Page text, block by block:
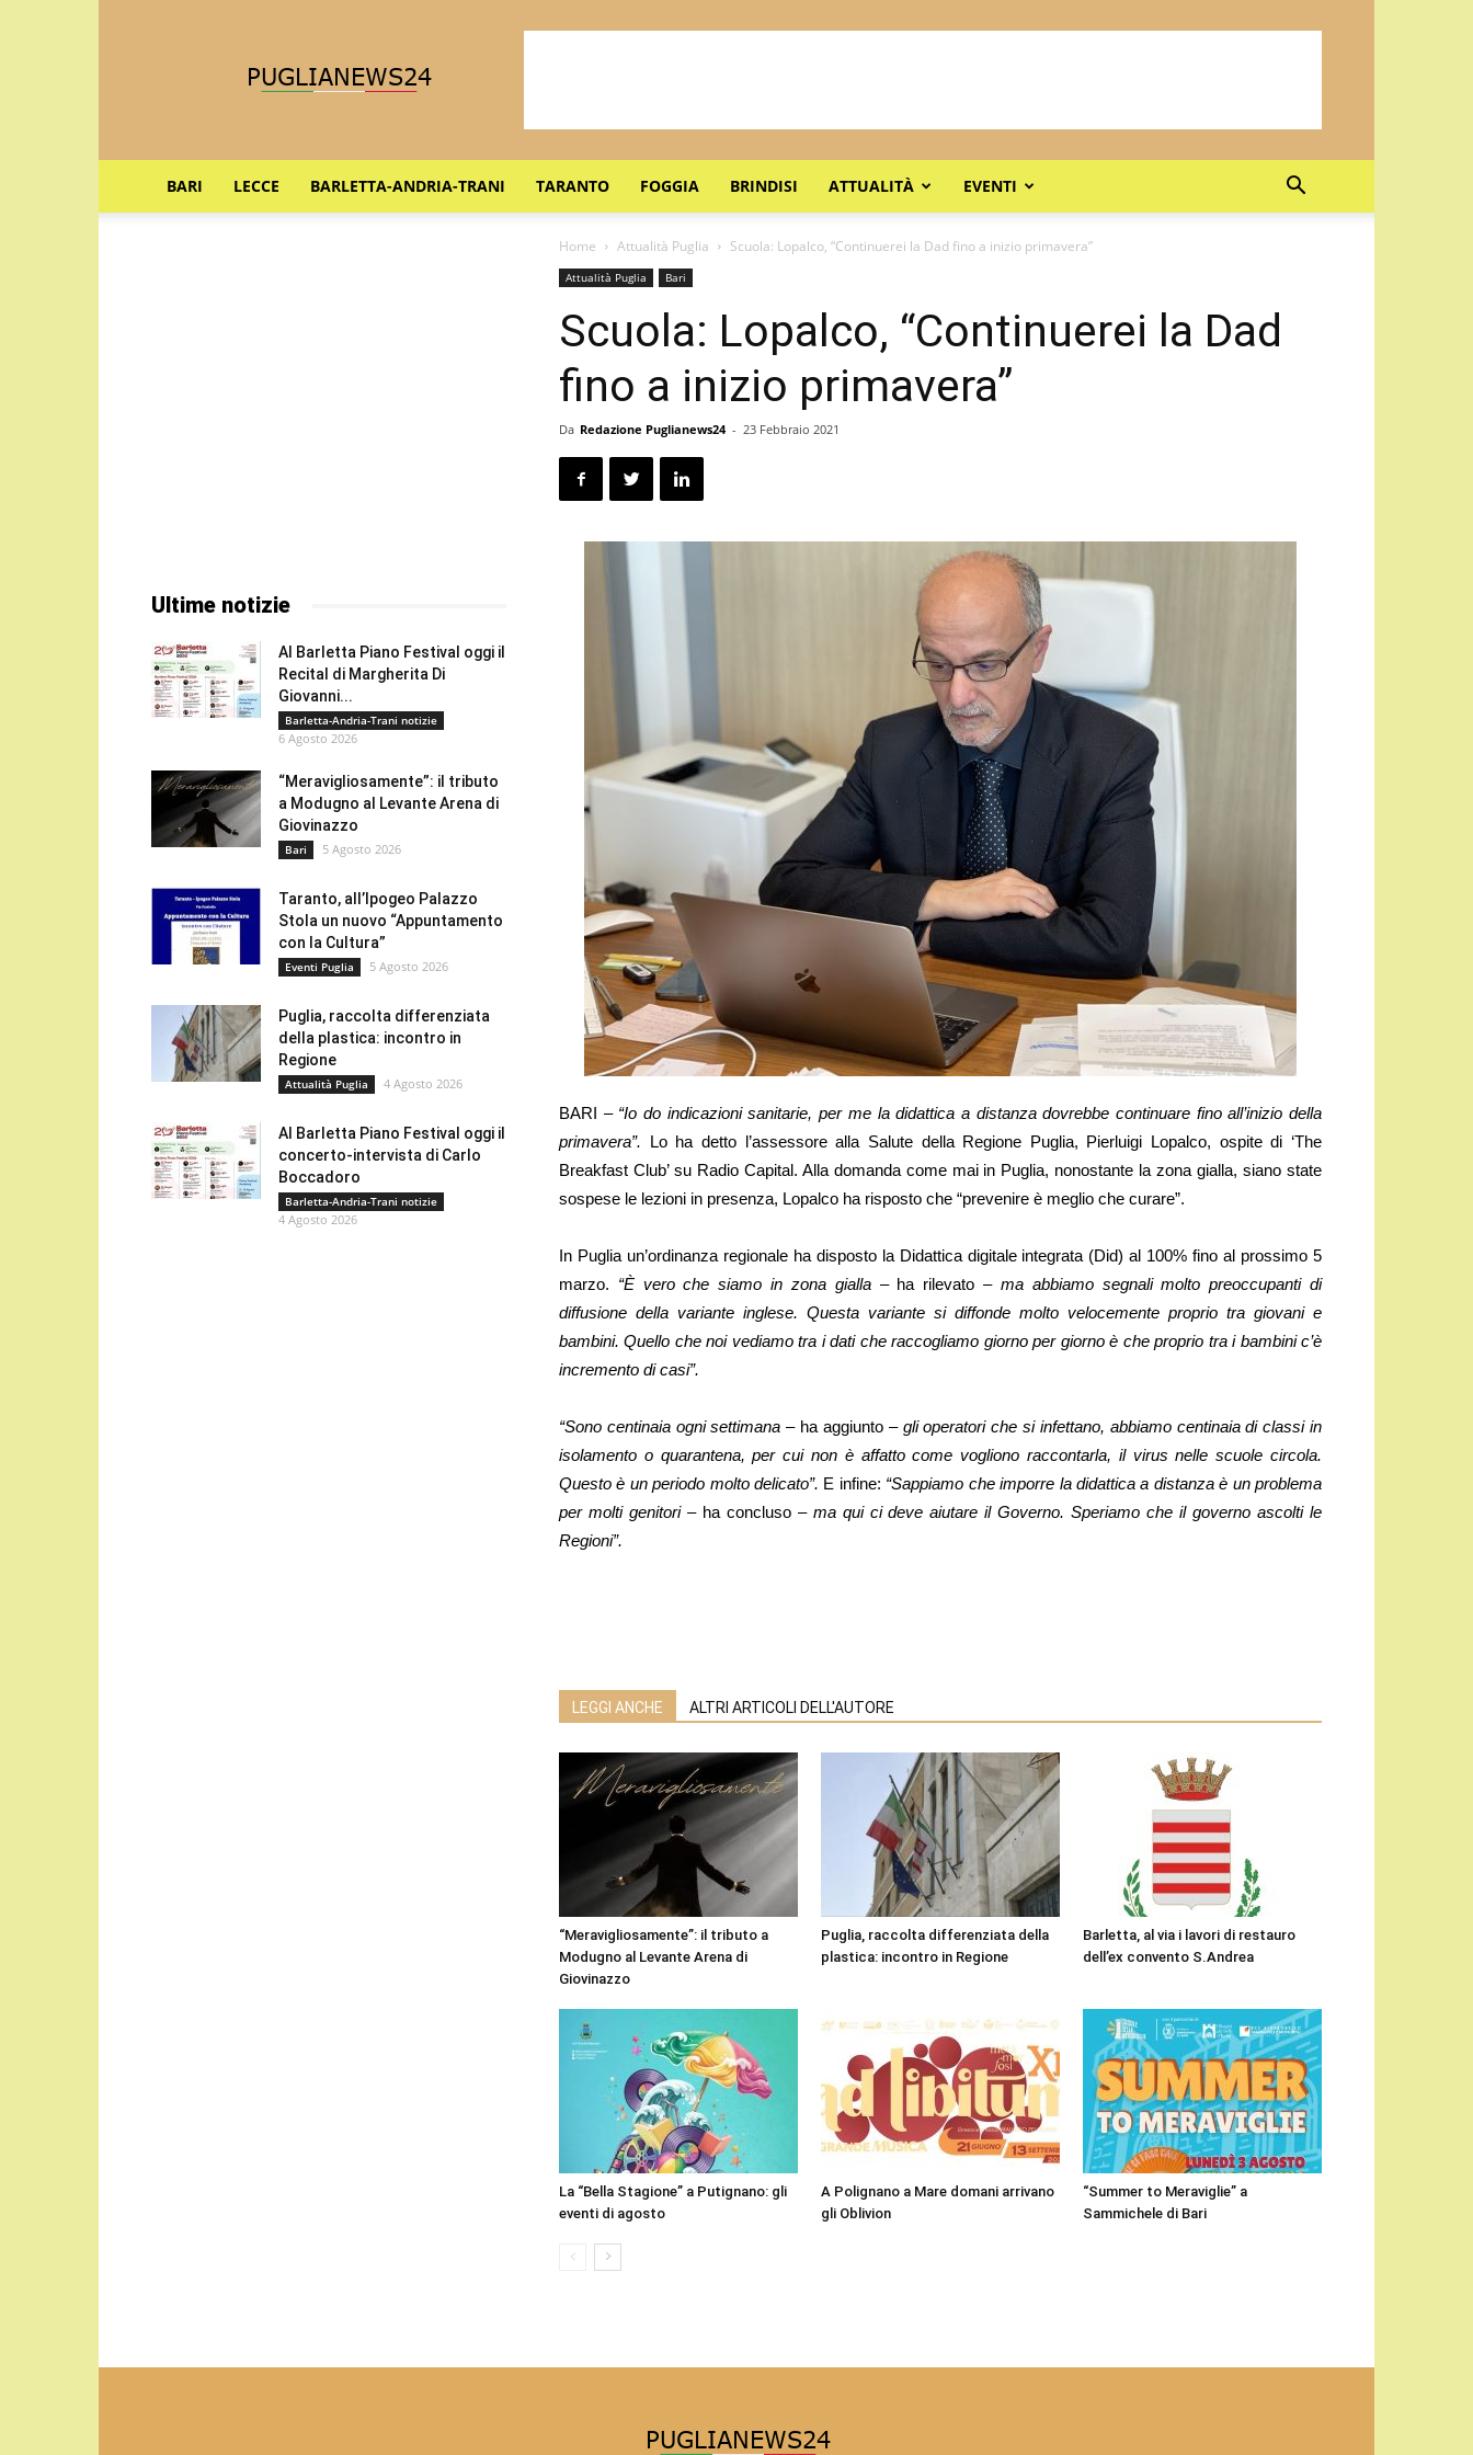
BARI LECCE BARLETTA-ANDRIA-TRANI TARANTO FOGGIA BRINDISI ATTUALITÀ EVENTI
Home Attualità Puglia Scuola: Lopalco, “Continuerei la Dad fino a inizio primavera”
Attualità Puglia Bari
Scuola: Lopalco, “Continuerei la Dad
fino a inizio primavera”
Da Redazione Puglianews24 - 23 Febbraio 2021
BARI – “Io do indicazioni sanitarie, per me la didattica a distanza dovrebbe continuare fino all’inizio della
primavera”. Lo ha detto l’assessore alla Salute della Regione Puglia, Pierluigi Lopalco, ospite di ‘The
Breakfast Club’ su Radio Capital. Alla domanda come mai in Puglia, nonostante la zona gialla, siano state
sospese le lezioni in presenza, Lopalco ha risposto che “prevenire è meglio che curare”.
In Puglia un’ordinanza regionale ha disposto la Didattica digitale integrata (Did) al 100% fino al prossimo 5
marzo. “È vero che siamo in zona gialla – ha rilevato –ma abbiamo segnali molto preoccupanti di
diffusione della variante inglese. Questa variante si diffonde molto velocemente proprio tra giovani e
bambini. Quello che noi vediamo tra i dati che raccogliamo giorno per giorno è che proprio tra i bambini c’è
incremento di casi”.
“Sono centinaia ogni settimana– ha aggiunto –gli operatori che si infettano, abbiamo centinaia di classi in
isolamento o quarantena, per cui non è affatto come vogliono raccontarla, il virus nelle scuole circola.
Questo è un periodo molto delicato”. E infine: “Sappiamo che imporre la didattica a distanza è un problema
per molti genitori – ha concluso –ma qui ci deve aiutare il Governo. Speriamo che il governo ascolti le
Regioni”.
LEGGI ANCHE ALTRI ARTICOLI DELL'AUTORE
“Meravigliosamente”: il tributo a
Modugno al Levante Arena di
Giovinazzo
Puglia, raccolta differenziata della
plastica: incontro in Regione
Barletta, al via i lavori di restauro
dell’ex convento S.Andrea
La “Bella Stagione” a Putignano: gli
eventi di agosto
A Polignano a Mare domani arrivano
gli Oblivion
“Summer to Meraviglie” a
Sammichele di Bari
Ultime notizie
Al Barletta Piano Festival oggi il
Recital di Margherita Di
Giovanni...
Barletta-Andria-Trani notizie
6 Agosto 2026
“Meravigliosamente”: il tributo
a Modugno al Levante Arena di
Giovinazzo
Bari 5 Agosto 2026
Taranto, all’Ipogeo Palazzo
Stola un nuovo “Appuntamento
con la Cultura”
Eventi Puglia 5 Agosto 2026
Puglia, raccolta differenziata
della plastica: incontro in
Regione
Attualità Puglia 4 Agosto 2026
Al Barletta Piano Festival oggi il
concerto-intervista di Carlo
Boccadoro
Barletta-Andria-Trani notizie
4 Agosto 2026